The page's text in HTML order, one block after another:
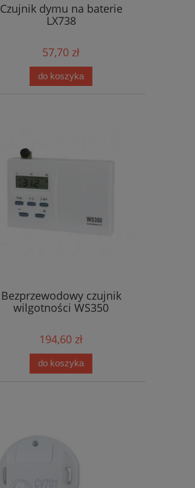
Czujnik dymu na baterie
LX738
57,70 zł
do koszyka
Bezprzewodowy czujnik
wilgotności WS350
194,60 zł
do koszyka